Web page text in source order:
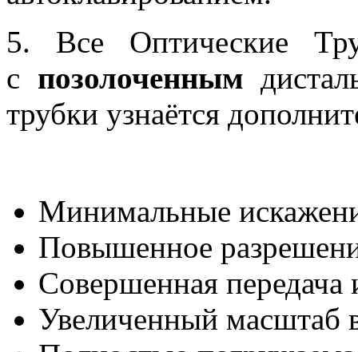
5. Все Оптические
с позолоченным
трубки узнаётся
Минимальные
Повышенное
Совершенная передача
Увеличенный масштаб